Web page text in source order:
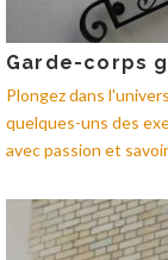
Garde-corps
Plongez dans
quelques-uns des
avec passion et